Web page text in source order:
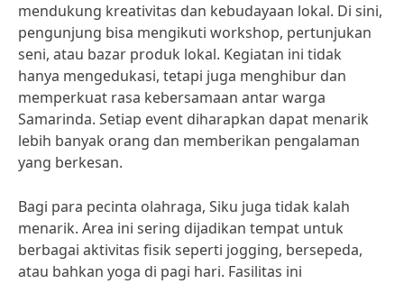
mendukung kreativitas dan kebudayaan lokal. Di sini,
pengunjung bisa mengikuti workshop, pertunjukan
seni, atau bazar produk lokal. Kegiatan ini tidak
hanya mengedukasi, tetapi juga menghibur dan
memperkuat rasa kebersamaan antar warga
Samarinda. Setiap event diharapkan dapat menarik
lebih banyak orang dan memberikan pengalaman
yang berkesan.
Bagi para pecinta olahraga, Siku juga tidak kalah
menarik. Area ini sering dijadikan tempat untuk
berbagai aktivitas fisik seperti jogging, bersepeda,
atau bahkan yoga di pagi hari. Fasilitas ini